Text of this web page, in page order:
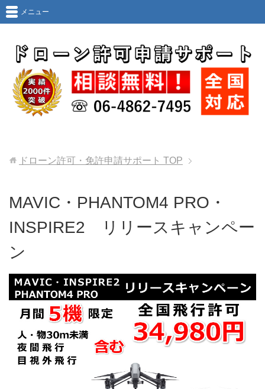
メニュー
ドローン許可・免許申請サポート TOP
MAVIC・PHANTOM4 PRO・
INSPIRE2 リリースキャンペー
ン